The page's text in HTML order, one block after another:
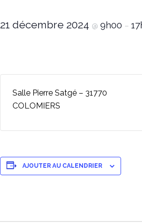
21 décembre 2024 @ 9h00 –
Salle Pierre Satgé – 31770
COLOMIERS
AJOUTER AU CALENDRIER